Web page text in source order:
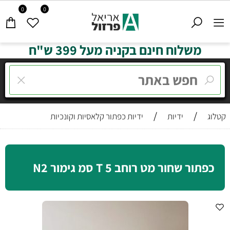
0 0
משלוח חינם בקניה מעל 399 ש"ח
קטלוג / ידיות / ידיות כפתור קלאסיות וקונכיות
כפתור שחור מט רוחב T 5 סמ גימור N2